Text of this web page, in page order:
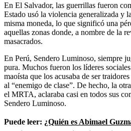
En El Salvador, las guerrillas fueron
Estado usó la violencia generalizada y
misma moneda, lo que significó una
aquellas zonas donde, a nombre de la
masacrados.
En Perú, Sendero Luminoso, siempre
pura. Muchos fueron los líderes
maoísta que los acusaba de ser
al “enemigo de clase”. De hecho, la
el MRTA, aclaraba casi en todos sus
Sendero Luminoso.
Puede leer: ¿Quién es Abimael